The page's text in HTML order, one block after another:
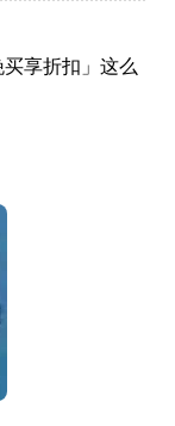
享折扣」这么